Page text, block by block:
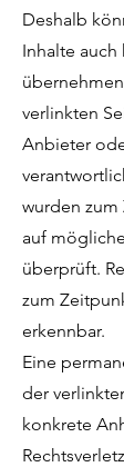
Deshalb
Inhalte auch
verlinkten
Anbieter
wurden
auf
überprüft.
zum
erkennbar.
Eine
der
konkrete